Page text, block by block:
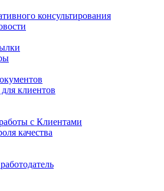
консультирования
клиентов
с Клиентами
качества